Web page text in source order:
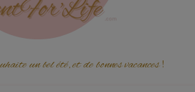
un bel été, et de bonnes vacances !